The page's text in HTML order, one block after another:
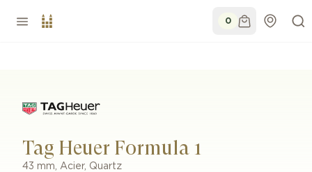
0
Tag Heuer Formula 1
43 mm, Acier, Quartz